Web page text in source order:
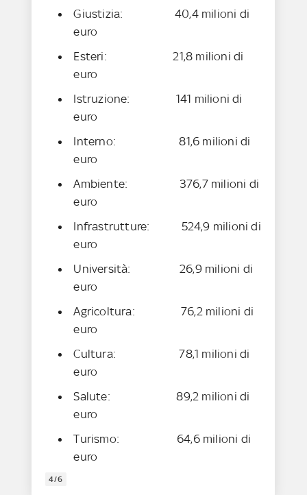
Giustizia: 40,4 milioni di
euro
Esteri: 21,8 milioni di
euro
Istruzione: 141 milioni di
euro
Interno: 81,6 milioni di
euro
Ambiente: 376,7 milioni di
euro
Infrastrutture: 524,9 milioni di
euro
Università: 26,9 milioni di
euro
Agricoltura: 76,2 milioni di
euro
Cultura: 78,1 milioni di
euro
Salute: 89,2 milioni di
euro
Turismo: 64,6 milioni di
euro
4/6